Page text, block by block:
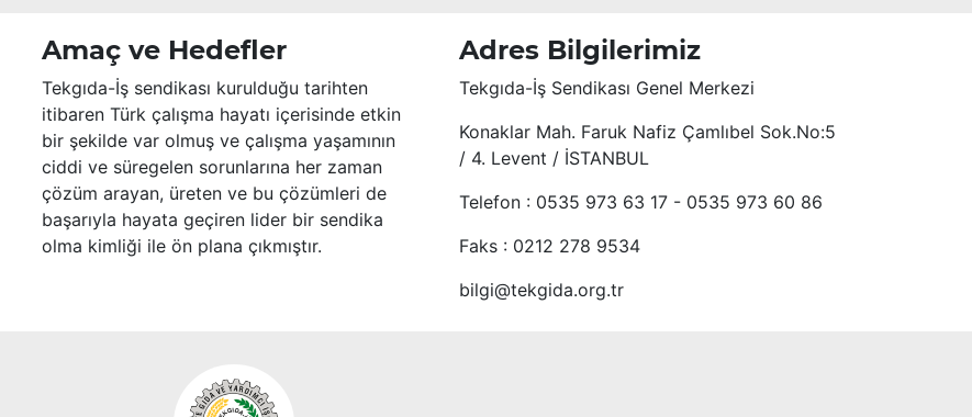
Amaç ve Hedefler
Tekgıda-İş sendikası kurulduğu tarihten
itibaren Türk çalışma hayatı içerisinde etkin
bir şekilde var olmuş ve çalışma yaşamının
ciddi ve süregelen sorunlarına her zaman
çözüm arayan, üreten ve bu çözümleri de
başarıyla hayata geçiren lider bir sendika
olma kimliği ile ön plana çıkmıştır.
Adres Bilgilerimiz
Tekgıda-İş Sendikası Genel Merkezi
Konaklar Mah. Faruk Nafiz Çamlıbel Sok.No:5
/ 4. Levent / İSTANBUL
Telefon : 0535 973 63 17 - 0535 973 60 86
Faks : 0212 278 9534
bilgi@tekgida.org.tr